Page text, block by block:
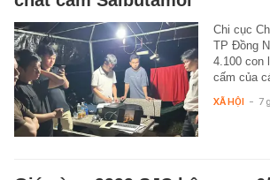
Chi cục
TP Đồng
4.100 con
cấm của
XÃ HỘI - 7